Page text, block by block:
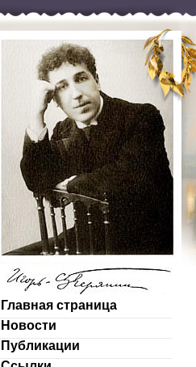
Главная страница
Новости
Публикации